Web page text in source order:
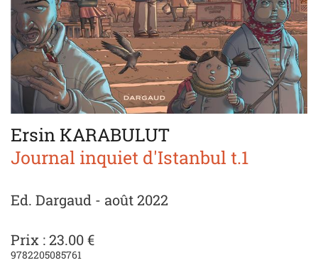
Ersin KARABULUT
Journal inquiet d'Istanbul t.1
Ed. Dargaud - août 2022
Prix : 23.00 €
9782205085761